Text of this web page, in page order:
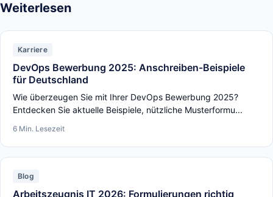
Weiterlesen
Karriere
DevOps Bewerbung 2025: Anschreiben-Beispiele
für Deutschland
Wie überzeugen Sie mit Ihrer DevOps Bewerbung 2025?
Entdecken Sie aktuelle Beispiele, nützliche Musterformu...
6 Min. Lesezeit
Blog
Arbeitszeugnis IT 2026: Formulierungen richtig